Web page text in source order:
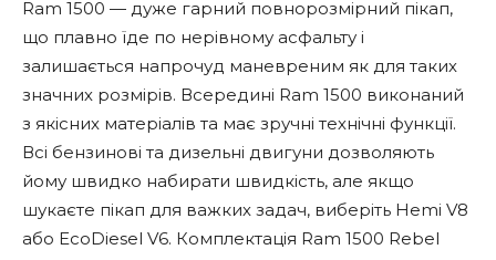
Ram 1500 — дуже гарний повнорозмірний пікап,
що плавно їде по нерівному асфальту і
залишається напрочуд маневреним як для таких
значних розмірів. Всередині Ram 1500 виконаний
з якісних матеріалів та має зручні технічні функції.
Всі бензинові та дизельні двигуни дозволяють
йому швидко набирати швидкість, але якщо
шукаєте пікап для важких задач, виберіть Hemi V8
або EcoDiesel V6. Комплектація Ram 1500 Rebel